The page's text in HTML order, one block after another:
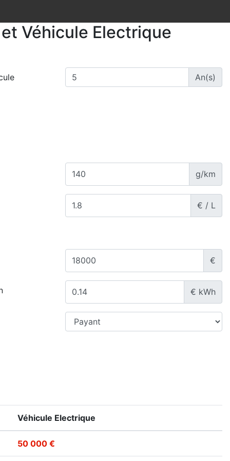
Véhicule Electrique
An(s)
g/km
€ / L
€
€ kWh
Véhicule Electrique
50 000 €